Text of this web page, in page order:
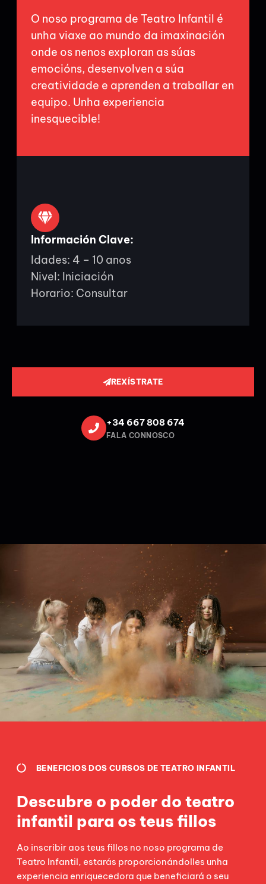
O noso programa de Teatro Infantil é
unha viaxe ao mundo da imaxinación
onde os nenos exploran as súas
emocións, desenvolven a súa
creatividade e aprenden a traballar en
equipo. Unha experiencia
inesquecible!
Información Clave:
Idades: 4 – 10 anos
Nivel: Iniciación
Horario: Consultar
REXÍSTRATE
+34 667 808 674
FALA CONNOSCO
BENEFICIOS DOS CURSOS DE TEATRO INFANTIL
Descubre o poder do teatro
infantil para os teus fillos
Ao inscribir aos teus fillos no noso programa de
Teatro Infantil, estarás proporcionándolles unha
experiencia enriquecedora que beneficiará o seu